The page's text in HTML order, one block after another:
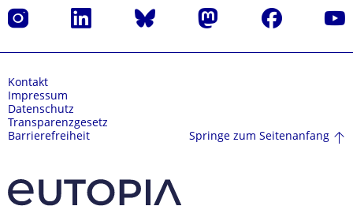
Instagram LinkedIn Bluesky Mastodon Facebook
Kontakt
Impressum
Datenschutz
Transparenzgesetz
Barrierefreiheit
Springe zum Seitenanfang